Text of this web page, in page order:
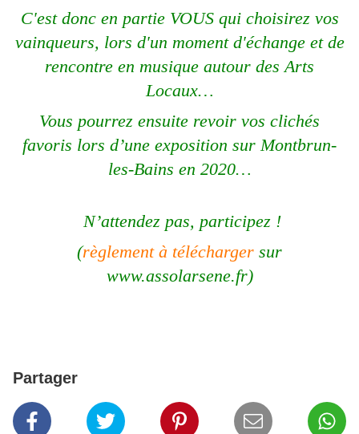
C'est donc en partie VOUS qui choisirez vos
vainqueurs, lors d'un moment d'échange et de
rencontre en musique autour des Arts
Locaux…
Vous pourrez ensuite revoir vos clichés
favoris lors d’une exposition sur Montbrun-
les-Bains en 2020…
N’attendez pas, participez !
(règlement à télécharger sur
www.assolarsene.fr)
Partager